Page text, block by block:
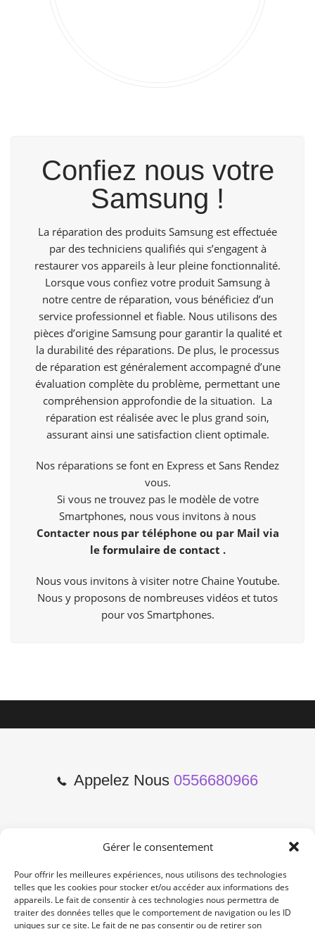
Gérer le consentement
Pour offrir les meilleures expériences, nous utilisons des technologies
telles que les cookies pour stocker et/ou accéder aux informations des
appareils. Le fait de consentir à ces technologies nous permettra de
traiter des données telles que le comportement de navigation ou les ID
uniques sur ce site. Le fait de ne pas consentir ou de retirer son
Confiez nous votre
Samsung !
La réparation des produits Samsung est effectuée
par des techniciens qualifiés qui s’engagent à
restaurer vos appareils à leur pleine fonctionnalité.
Lorsque vous confiez votre produit Samsung à
notre centre de réparation, vous bénéficiez d’un
service professionnel et fiable. Nous utilisons des
pièces d’origine Samsung pour garantir la qualité et
la durabilité des réparations. De plus, le processus
de réparation est généralement accompagné d’une
évaluation complète du problème, permettant une
compréhension approfondie de la situation. La
réparation est réalisée avec le plus grand soin,
assurant ainsi une satisfaction client optimale.
Nos réparations se font en Express et Sans Rendez
vous.
Si vous ne trouvez pas le modèle de votre
Smartphones, nous vous invitons à nous
Contacter nous par téléphone ou par Mail via
leformulaire de contact .
Nous vous invitons à visiter notre Chaine Youtube.
Nous y proposons de nombreuses vidéos et tutos
pour vos Smartphones.
Appelez Nous 0556680966
2 Cours de l'Yser 33800
Bordeaux
Lun-Samedi: 10:00 -19:00
Non Stop